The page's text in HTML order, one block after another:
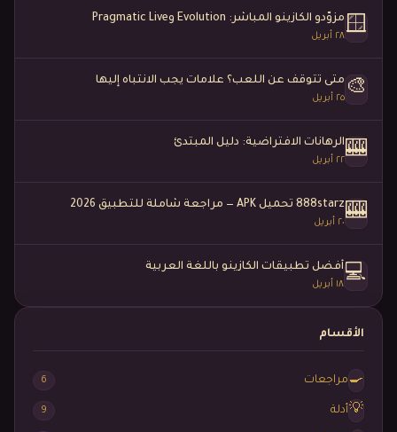
🪟 مزوّدو الكازينو المباشر: Evolution وPragmatic Live
٢٨ أبريل
🎨 متى تتوقف عن اللعب؟ علامات يجب الانتباه إليها
٢٥ أبريل
🎰الرهانات الافتراضية: دليل المبتدئ
٢٢ أبريل
🎰888starz تحميل APK — مراجعة شاملة للتطبيق 2026
٢٠ أبريل
💻 أفضل تطبيقات الكازينو باللغة العربية
١٨ أبريل
الأقسام
🍳 مراجعات 6
💡 أدلة 9